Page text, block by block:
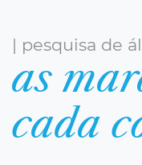
| pesquisa de
as
cada